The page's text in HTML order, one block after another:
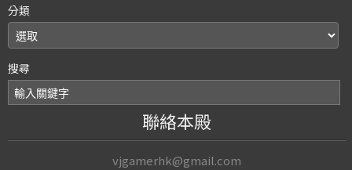
分類
搜尋
聯絡本殿
vjgamerhk@gmail.com